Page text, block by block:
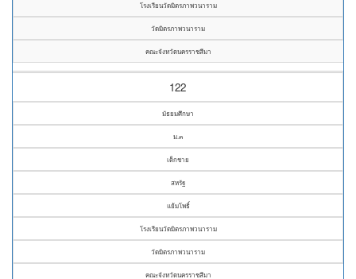
โรงเรียนวัดมิตรภาพวนาราม
วัดมิตรภาพวนาราม
คณะจังหวัดนครราชสีมา
122
มัธยมศึกษา
ม.๓
เด็กชาย
สหรัฐ
แย้มโพธิ์
โรงเรียนวัดมิตรภาพวนาราม
วัดมิตรภาพวนาราม
คณะจังหวัดนครราชสีมา